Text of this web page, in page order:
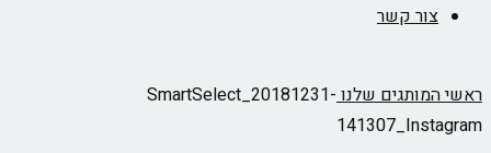
צור קשר
ראשיהמותגים שלנו SmartSelect_20181231-
141307_Instagram